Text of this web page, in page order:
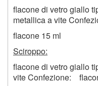
flacone di vetro giallo
metallica a vite
flacone 15 ml
Sciroppo:
flacone di vetro giallo
vite Confezione: